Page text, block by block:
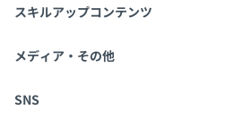
前年度の月平均所定外労働時間の実
前年度の有給休暇の平均取得日数
転職・キャリア
スキルアップコンテンツ
学習
メディア・その他
Tech Team Journal
SNS